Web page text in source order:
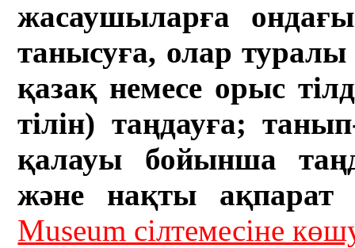
жасаушыларға
танысуға, олар туралы
қазақ немесе орыс
тілін) таңдауға;
қалауы бойынша
және нақты ақпарат
Museum сілтемесіне